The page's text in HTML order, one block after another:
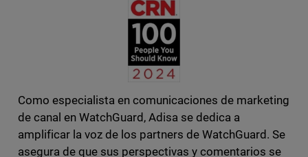
Como especialista en comunicaciones de marketing
de canal en WatchGuard, Adisa se dedica a
amplificar la voz de los partners de WatchGuard. Se
asegura de que sus perspectivas y comentarios se